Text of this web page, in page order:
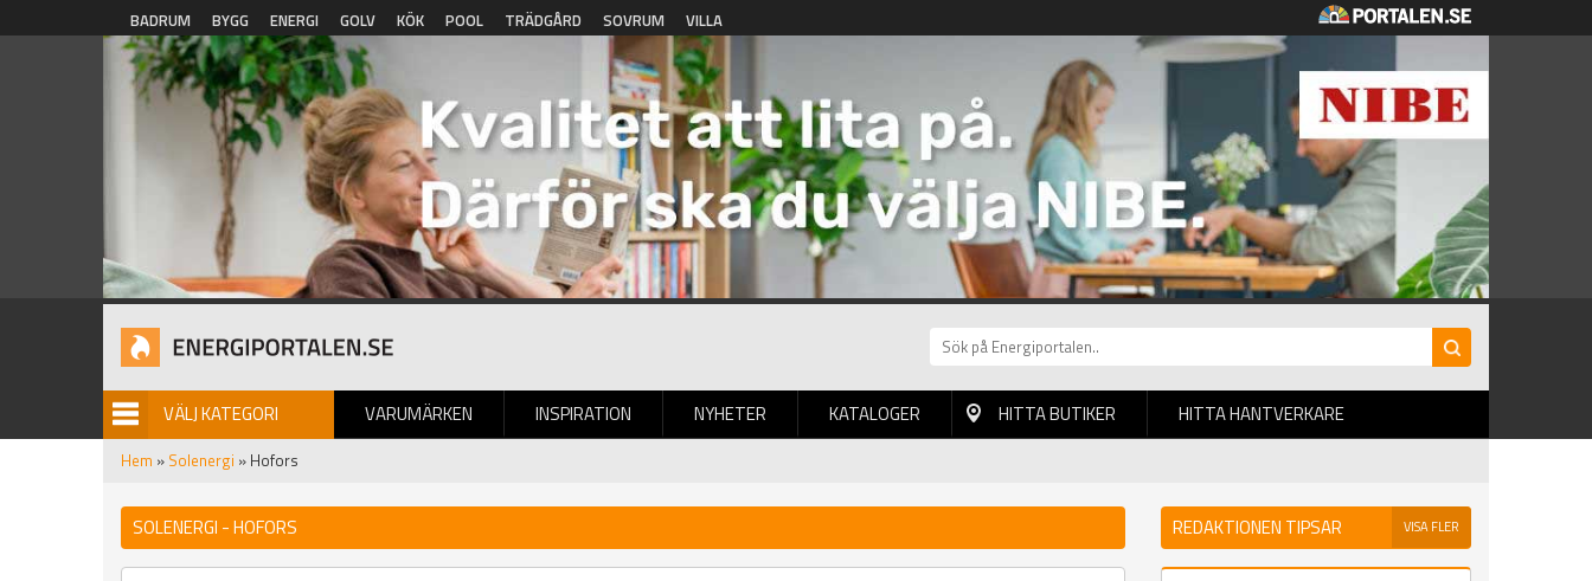
Hoppa till huvudinnehåll
BADRUM BYGG ENERGI GOLV KÖK POOL TRÄDGÅRD SOVRUM VILLA
VÄLJ KATEGORI VARUMÄRKEN INSPIRATION NYHETER
BILDGALLERI KATALOGER HITTA BUTIKER HITTA HANTVERKARE
Hem » Solenergi » Hofors
SOLENERGI - HOFORS REDAKTIONEN TIPSAR VISA FLER